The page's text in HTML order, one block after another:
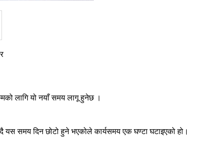
लागि यो नयाँ समय लागू हुनेछ ।
यस समय दिन छोटो हुने भएकोले कार्यसमय एक घण्टा घटाइएको हो।